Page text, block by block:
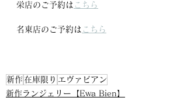
栄店のご予約は こちら
名東店のご予約は こちら
新作 在庫限り エヴァビアン
新作ランジェリー【Ewa Bien】